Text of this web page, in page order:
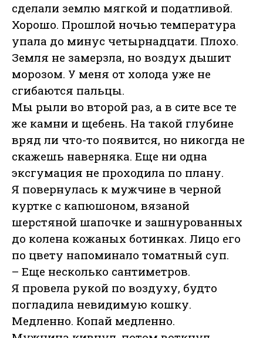
сделали землю мягкой и податливой.
Хорошо. Прошлой ночью температура
упала до минус четырнадцати. Плохо.
Земля не замерзла, но воздух дышит
морозом. У меня от холода уже не
сгибаются пальцы.
Мы рыли во второй раз, а в сите все те
же камни и щебень. На такой глубине
вряд ли что-то появится, но никогда не
скажешь наверняка. Еще ни одна
эксгумация не проходила по плану.
Я повернулась к мужчине в черной
куртке с капюшоном, вязаной
шерстяной шапочке и зашнурованных
до колена кожаных ботинках. Лицо его
по цвету напоминало томатный суп.
– Еще несколько сантиметров.
Я провела рукой по воздуху, будто
погладила невидимую кошку.
Медленно. Копай медленно.